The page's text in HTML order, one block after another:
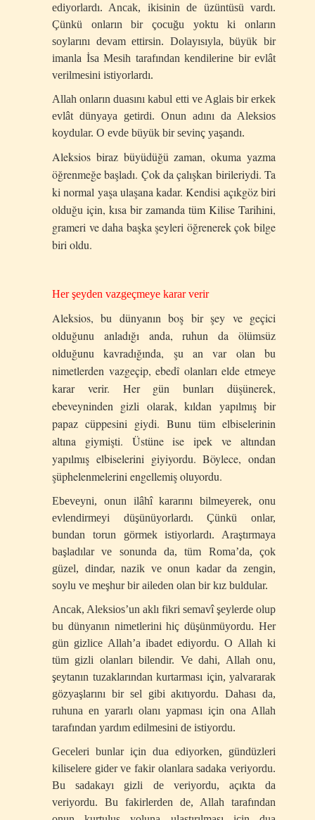
ediyorlardı. Ancak, ikisinin de üzüntüsü vardı.
Çünkü onların bir çocuğu yoktu ki onların
soylarını devam ettirsin. Dolayısıyla, büyük bir
imanla İsa Mesih tarafından kendilerine bir evlât
verilmesini istiyorlardı.
Allah onların duasını kabul etti ve Aglais bir erkek
evlât dünyaya getirdi. Onun adını da Aleksios
koydular. O evde büyük bir sevinç yaşandı.
Aleksios biraz büyüdüğü zaman, okuma yazma
öğrenmeğe başladı. Çok da çalışkan birileriydi. Ta
ki normal yaşa ulaşana kadar. Kendisi açıkgöz biri
olduğu için, kısa bir zamanda tüm Kilise Tarihini,
grameri ve daha başka şeyleri öğrenerek çok bilge
biri oldu.
Her şeyden vazgeçmeye karar verir
Aleksios, bu dünyanın boş bir şey ve geçici
olduğunu anladığı anda, ruhun da ölümsüz
olduğunu kavradığında, şu an var olan bu
nimetlerden vazgeçip, ebedî olanları elde etmeye
karar verir. Her gün bunları düşünerek,
ebeveyninden gizli olarak, kıldan yapılmış bir
papaz cüppesini giydi. Bunu tüm elbiselerinin
altına giymişti. Üstüne ise ipek ve altından
yapılmış elbiselerini giyiyordu. Böylece, ondan
şüphelenmelerini engellemiş oluyordu.
Ebeveyni, onun ilâhî kararını bilmeyerek, onu
evlendirmeyi düşünüyorlardı. Çünkü onlar,
bundan torun görmek istiyorlardı. Araştırmaya
başladılar ve sonunda da, tüm Roma’da, çok
güzel, dindar, nazik ve onun kadar da zengin,
soylu ve meşhur bir aileden olan bir kız buldular.
Ancak, Aleksios’un aklı fikri semavî şeylerde olup
bu dünyanın nimetlerini hiç düşünmüyordu. Her
gün gizlice Allah’a ibadet ediyordu. O Allah ki
tüm gizli olanları bilendir. Ve dahi, Allah onu,
şeytanın tuzaklarından kurtarması için, yalvararak
gözyaşlarını bir sel gibi akıtıyordu. Dahası da,
ruhuna en yararlı olanı yapması için ona Allah
tarafından yardım edilmesini de istiyordu.
Geceleri bunlar için dua ediyorken, gündüzleri
kiliselere gider ve fakir olanlara sadaka veriyordu.
Bu sadakayı gizli de veriyordu, açıkta da
veriyordu. Bu fakirlerden de, Allah tarafından